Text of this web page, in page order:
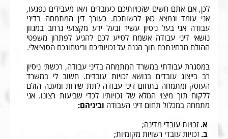
דיני נזיקין
ביטוח לאומי
ריטיינר
מאמרים
לכן, אם אתם חשים שזכויותיכם כעובדים ו/או מעבידים נפגעו,
אני עומד ונמצא כאן לרשותכם. כעורך דין המתמחה בדיני
עבודה אני בעל ניסיון עשיר ובעל ידע מקצועי נרחב במגוון
נושאי דיני עבודה אשמח לסייע לכם להגיע לפתרון משפטי
ההולם מבחינתכם תוך הגנה על זכויותיכם וביטחונכם הסוציאלי.
במסגרת עבודתי במשרד המתמחה בדיני עבודה, רכשתי ניסיון
רב בייצוג עובדים בנושא זכויות עובדים. חשוב לי במשרד
העוסק ומתמחה בתחום דיני עבודה לתת שירות ומענה הולם
ללקוח תוך מיצוי המלא של זכויותיו לכדי שביעות רצונו. אני
מתמחה במכלול תחום דיני העבודה
וביניהם:
א. זכויות עובדי מדינה;
ב. זכויות עובדי רשויות מקומיות;